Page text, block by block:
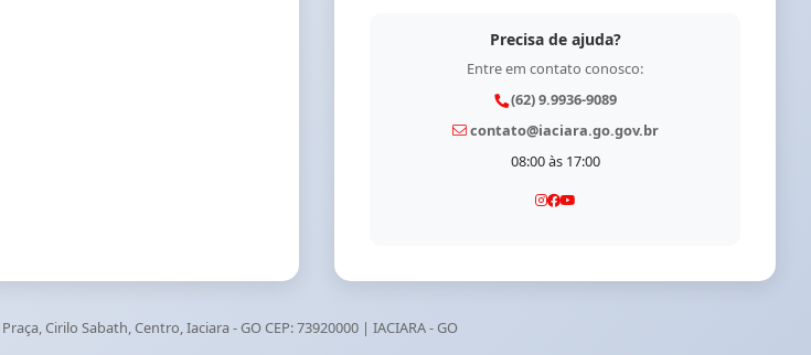
Precisa de ajuda?
Entre em contato conosco:
(62) 9.9936-9089
contato@iaciara.go.gov.br
08:00 às 17:00
Praça, Cirilo Sabath, Centro, Iaciara - GOCEP:73920000| IACIARA - GO